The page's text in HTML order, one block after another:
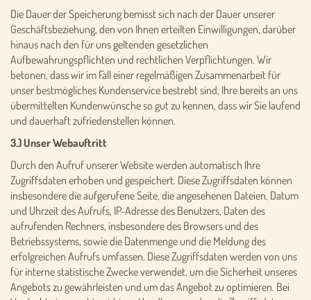
Die Dauer der Speicherung bemisst sich nach der Dauer unserer
Geschäftsbeziehung, den von Ihnen erteilten Einwilligungen, darüber
hinaus nach den für uns geltenden gesetzlichen
Aufbewahrungspflichten und rechtlichen Verpflichtungen. Wir
betonen, dass wir im Fall einer regelmäßigen Zusammenarbeit für
unser bestmögliches Kundenservice bestrebt sind, Ihre bereits an uns
übermittelten Kundenwünsche so gut zu kennen, dass wir Sie laufend
und dauerhaft zufriedenstellen können.
3.) Unser Webauftritt
Durch den Aufruf unserer Website werden automatisch Ihre
Zugriffsdaten erhoben und gespeichert. Diese Zugriffsdaten können
insbesondere die aufgerufene Seite, die angesehenen Dateien, Datum
und Uhrzeit des Aufrufs, IP-Adresse des Benutzers, Daten des
aufrufenden Rechners, insbesondere des Browsers und des
Betriebssystems, sowie die Datenmenge und die Meldung des
erfolgreichen Aufrufs umfassen. Diese Zugriffsdaten werden von uns
für interne statistische Zwecke verwendet, um die Sicherheit unseres
Angebots zu gewährleisten und um das Angebot zu optimieren. Bei